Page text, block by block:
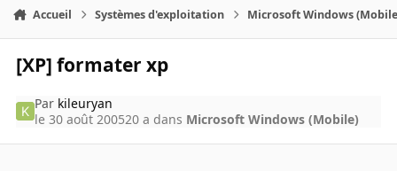
Accueil Systèmes d'exploitation Microsoft Windows
[XP] formater xp
Par kileuryan
le 30 août 200520 a dans Microsoft Windows (Mobile)